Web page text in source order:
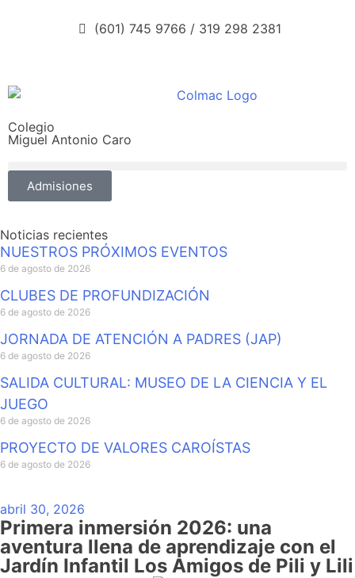
(601) 745 9766 / 319 298 2381
Colegio
Miguel Antonio Caro
Admisiones
Noticias recientes
NUESTROS PRÓXIMOS EVENTOS
6 de agosto de 2026
CLUBES DE PROFUNDIZACIÓN
6 de agosto de 2026
JORNADA DE ATENCIÓN A PADRES (JAP)
6 de agosto de 2026
SALIDA CULTURAL: MUSEO DE LA CIENCIA Y EL
JUEGO
6 de agosto de 2026
PROYECTO DE VALORES CAROÍSTAS
6 de agosto de 2026
abril 30, 2026
Primera inmersión 2026: una
aventura llena de aprendizaje con el
Jardín Infantil Los Amigos de Pili y Lili